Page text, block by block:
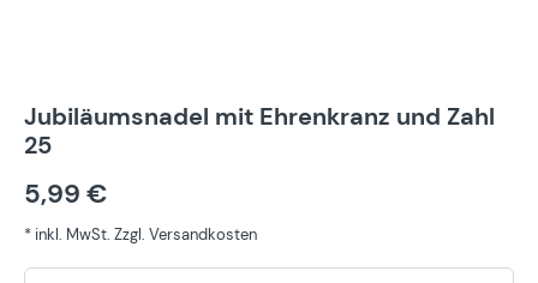
Jubiläumsnadel mit Ehrenkranz und Zahl
25
5,99 €
* inkl. MwSt. Zzgl. Versandkosten